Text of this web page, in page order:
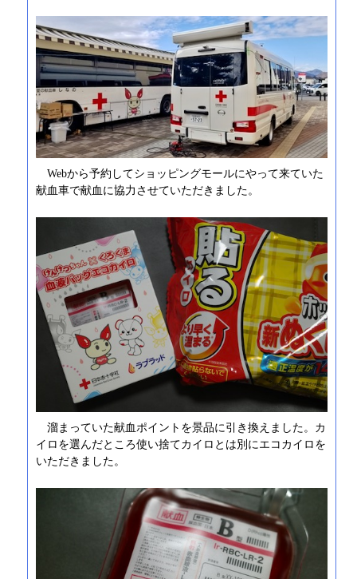
Webから予約してショッピングモールにやって来ていた
献血車で献血に協力させていただきました。
溜まっていた献血ポイントを景品に引き換えました。カ
イロを選んだところ使い捨てカイロとは別にエコカイロを
いただきました。